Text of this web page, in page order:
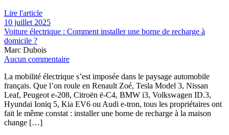
Lire l'article
10 juillet 2025
Voiture électrique : Comment installer une borne de recharge à
domicile ?
Marc Dubois
Aucun commentaire
La mobilité électrique s’est imposée dans le paysage automobile
français. Que l’on roule en Renault Zoé, Tesla Model 3, Nissan
Leaf, Peugeot e-208, Citroën ë-C4, BMW i3, Volkswagen ID.3,
Hyundai Ioniq 5, Kia EV6 ou Audi e-tron, tous les propriétaires ont
fait le même constat : installer une borne de recharge à la maison
change […]